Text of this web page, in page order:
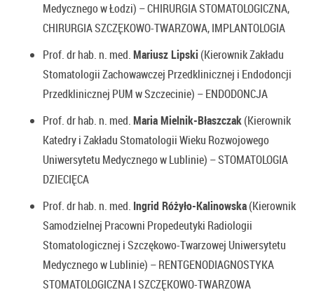
Medycznego w Łodzi) – CHIRURGIA STOMATOLOGICZNA,
CHIRURGIA SZCZĘKOWO-TWARZOWA, IMPLANTOLOGIA
Prof. dr hab. n. med.Mariusz Lipski (Kierownik Zakładu
Stomatologii Zachowawczej Przedklinicznej i Endodoncji
Przedklinicznej PUM w Szczecinie) – ENDODONCJA
Prof. dr hab. n. med.Maria Mielnik-Błaszczak(Kierownik
Katedry i Zakładu Stomatologii Wieku Rozwojowego
Uniwersytetu Medycznego w Lublinie) – STOMATOLOGIA
DZIECIĘCA
Prof. dr hab. n. med. Ingrid Różyło-Kalinowska(Kierownik
Samodzielnej Pracowni Propedeutyki Radiologii
Stomatologicznej i Szczękowo-Twarzowej Uniwersytetu
Medycznego w Lublinie) – RENTGENODIAGNOSTYKA
STOMATOLOGICZNA I SZCZĘKOWO-TWARZOWA